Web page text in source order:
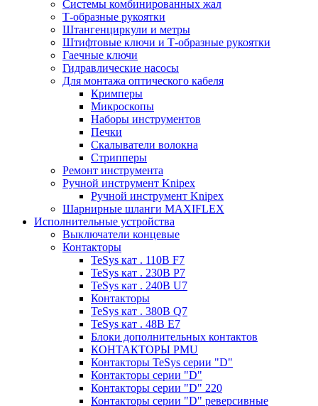
Системы комбинированных жал
Т-образные рукоятки
Штангенциркули и метры
Штифтовые ключи и Т-образные рукоятки
Гаечные ключи
Гидравлические насосы
Для монтажа оптического кабеля
Кримперы
Микроскопы
Наборы инструментов
Печки
Скалыватели волокна
Стрипперы
Ремонт инструмента
Ручной инструмент Knipex
Ручной инструмент Knipex
Шарнирные шланги MAXIFLEX
Исполнительные устройства
Выключатели концевые
Контакторы
TeSys кат . 110В F7
TeSys кат . 230В P7
TeSys кат . 240В U7
Контакторы
TeSys кат . 380В Q7
TeSys кат . 48В E7
Блоки дополнительных контактов
КОНТАКТОРЫ PMU
Контакторы TeSys серии "D"
Контакторы серии "D"
Контакторы серии "D" 220
Контакторы серии "D" реверсивные